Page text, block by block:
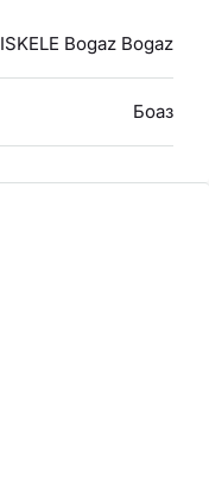
ISKELE Bogaz Bogaz
Боаз